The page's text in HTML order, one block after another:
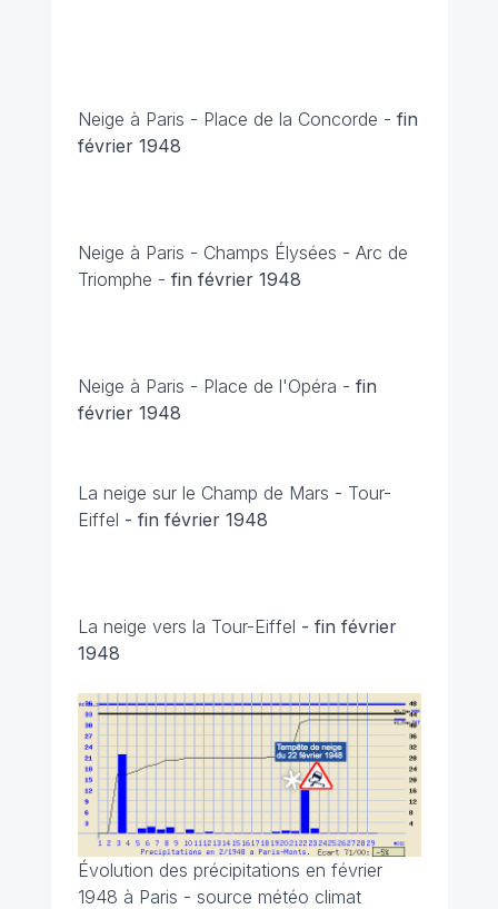
Neige à Paris - Place de la Concorde - fin
février 1948
Neige à Paris - Champs Élysées - Arc de
Triomphe - fin février 1948
Neige à Paris - Place de l'Opéra - fin
février 1948
La neige sur le Champ de Mars - Tour-
Eiffel - fin février 1948
La neige vers la Tour-Eiffel - fin février
1948
Évolution des précipitations en février
1948 à Paris - source météo climat